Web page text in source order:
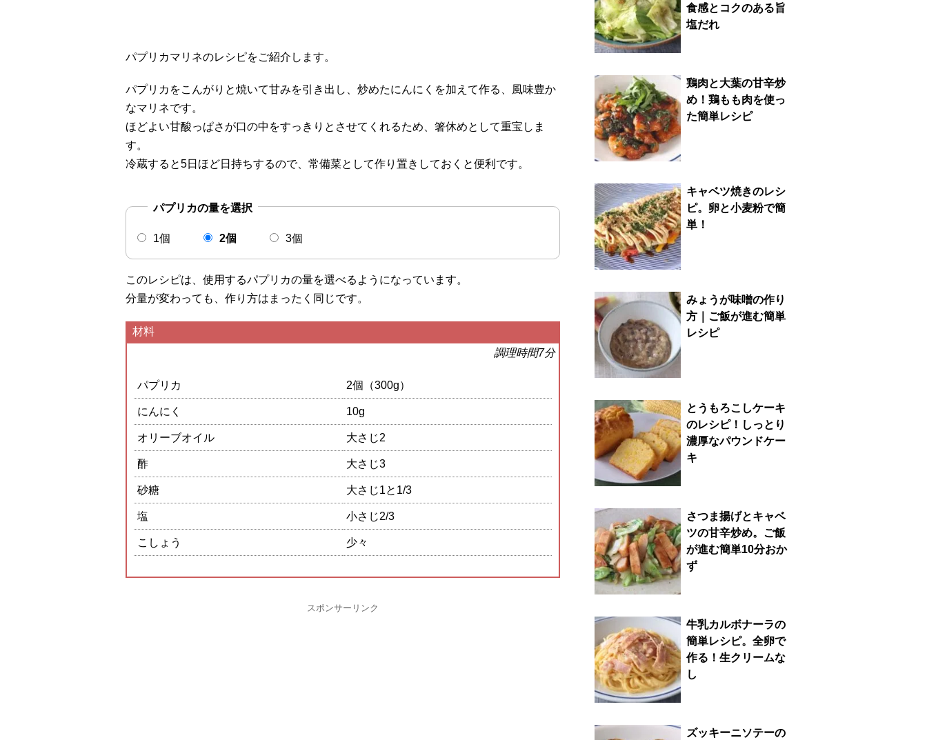
パプリカマリネのレシピをご紹介します。
パプリカをこんがりと焼いて甘みを引き出し、炒めたにんにくを加えて作る、風味豊か
なマリネです。
ほどよい甘酸っぱさが口の中をすっきりとさせてくれるため、箸休めとして重宝しま
す。
冷蔵すると5日ほど日持ちするので、常備菜として作り置きしておくと便利です。
パプリカの量を選択
1個 2個 3個
このレシピは、使用するパプリカの量を選べるようになっています。
分量が変わっても、作り方はまったく同じです。
材料
調理時間7分
パプリカ 2個（300g）
にんにく 10g
オリーブオイル 大さじ2
酢 大さじ3
砂糖 大さじ1と1/3
塩 小さじ2/3
こしょう 少々
スポンサーリンク
食感とコクのある旨
塩だれ
鶏肉と大葉の甘辛炒
め！鶏もも肉を使っ
た簡単レシピ
キャベツ焼きのレシ
ピ。卵と小麦粉で簡
単！
みょうが味噌の作り
方｜ご飯が進む簡単
レシピ
とうもろこしケーキ
のレシピ！しっとり
濃厚なパウンドケー
キ
さつま揚げとキャベ
ツの甘辛炒め。ご飯
が進む簡単10分おか
ず
牛乳カルボナーラの
簡単レシピ。全卵で
作る！生クリームな
し
ズッキーニソテーの